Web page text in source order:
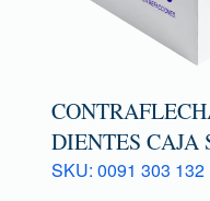
DIENTES CAJA
SKU: 0091 303 132